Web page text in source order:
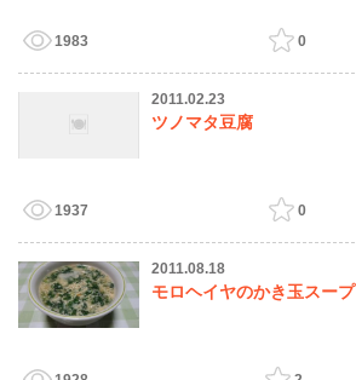
1983
0
2011.02.23
ツノマタ豆腐
1937
0
2011.08.18
モロヘイヤのかき玉スープ